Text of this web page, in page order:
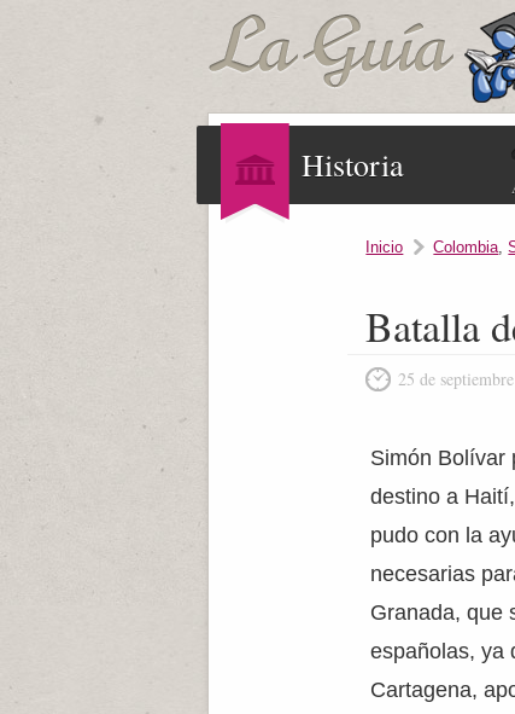
Historia
Inicio Colombia,
Batalla
25 de
Simón Bolívar
destino a
pudo con la
necesarias
Granada, que
españolas, ya
Cartagena,